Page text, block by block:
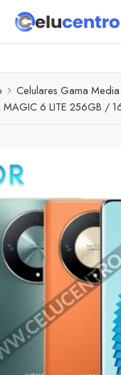
CUOTAS CON ADDI
Celulares Gama
6 LITE 256GB /